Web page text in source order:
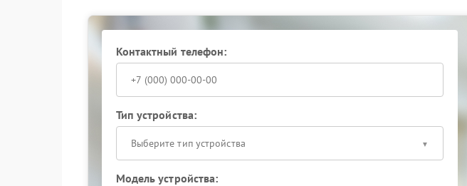
Контактный телефон:
Тип устройства:
Выберите тип устройства
Модель устройства: